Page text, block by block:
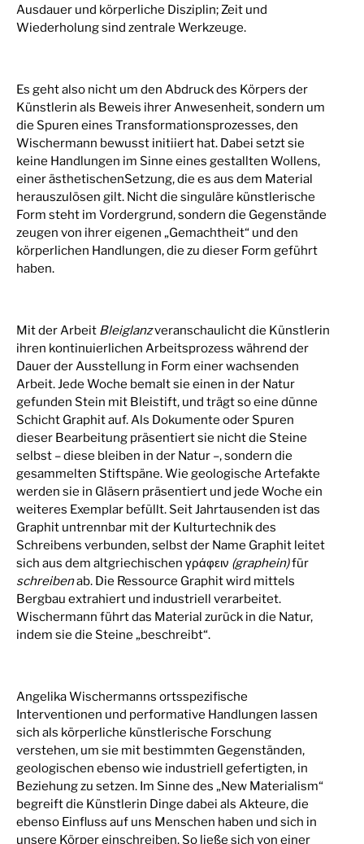
Ausdauer und körperliche Disziplin; Zeit und
Wiederholung sind zentrale Werkzeuge.
Es geht also nicht um den Abdruck des Körpers der
Künstlerin als Beweis ihrer Anwesenheit, sondern um
die Spuren eines Transformationsprozesses, den
Wischermann bewusst initiiert hat. Dabei setzt sie
keine Handlungen im Sinne eines gestallten Wollens,
einer ästhetischenSetzung, die es aus dem Material
herauszulösen gilt. Nicht die singuläre künstlerische
Form steht im Vordergrund, sondern die Gegenstände
zeugen von ihrer eigenen „Gemachtheit“ und den
körperlichen Handlungen, die zu dieser Form geführt
haben.
Mit der Arbeit Bleiglanzveranschaulicht die Künstlerin
ihren kontinuierlichen Arbeitsprozess während der
Dauer der Ausstellung in Form einer wachsenden
Arbeit. Jede Woche bemalt sie einen in der Natur
gefunden Stein mit Bleistift, und trägt so eine dünne
Schicht Graphit auf. Als Dokumente oder Spuren
dieser Bearbeitung präsentiert sie nicht die Steine
selbst – diese bleiben in der Natur –, sondern die
gesammelten Stiftspäne. Wie geologische Artefakte
werden sie in Gläsern präsentiert und jede Woche ein
weiteres Exemplar befüllt. Seit Jahrtausenden ist das
Graphit untrennbar mit der Kulturtechnik des
Schreibens verbunden, selbst der Name Graphit leitet
sich aus dem altgriechischen γράφειν (graphein)für
schreibenab. Die Ressource Graphit wird mittels
Bergbau extrahiert und industriell verarbeitet.
Wischermann führt das Material zurück in die Natur,
indem sie die Steine „beschreibt“.
Angelika Wischermanns ortsspezifische
Interventionen und performative Handlungen lassen
sich als körperliche künstlerische Forschung
verstehen, um sie mit bestimmten Gegenständen,
geologischen ebenso wie industriell gefertigten, in
Beziehung zu setzen. Im Sinne des „New Materialism“
begreift die Künstlerin Dinge dabei als Akteure, die
ebenso Einfluss auf uns Menschen haben und sich in
unsere Körper einschreiben. So ließe sich von einer